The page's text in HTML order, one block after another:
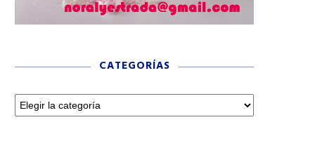
CATEGORÍAS